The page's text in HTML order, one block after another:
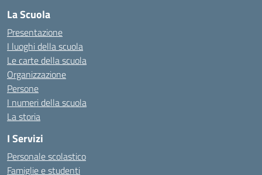
La Scuola
Presentazione
I luoghi della scuola
Le carte della scuola
Organizzazione
Persone
I numeri della scuola
La storia
I Servizi
Personale scolastico
Famiglie e studenti